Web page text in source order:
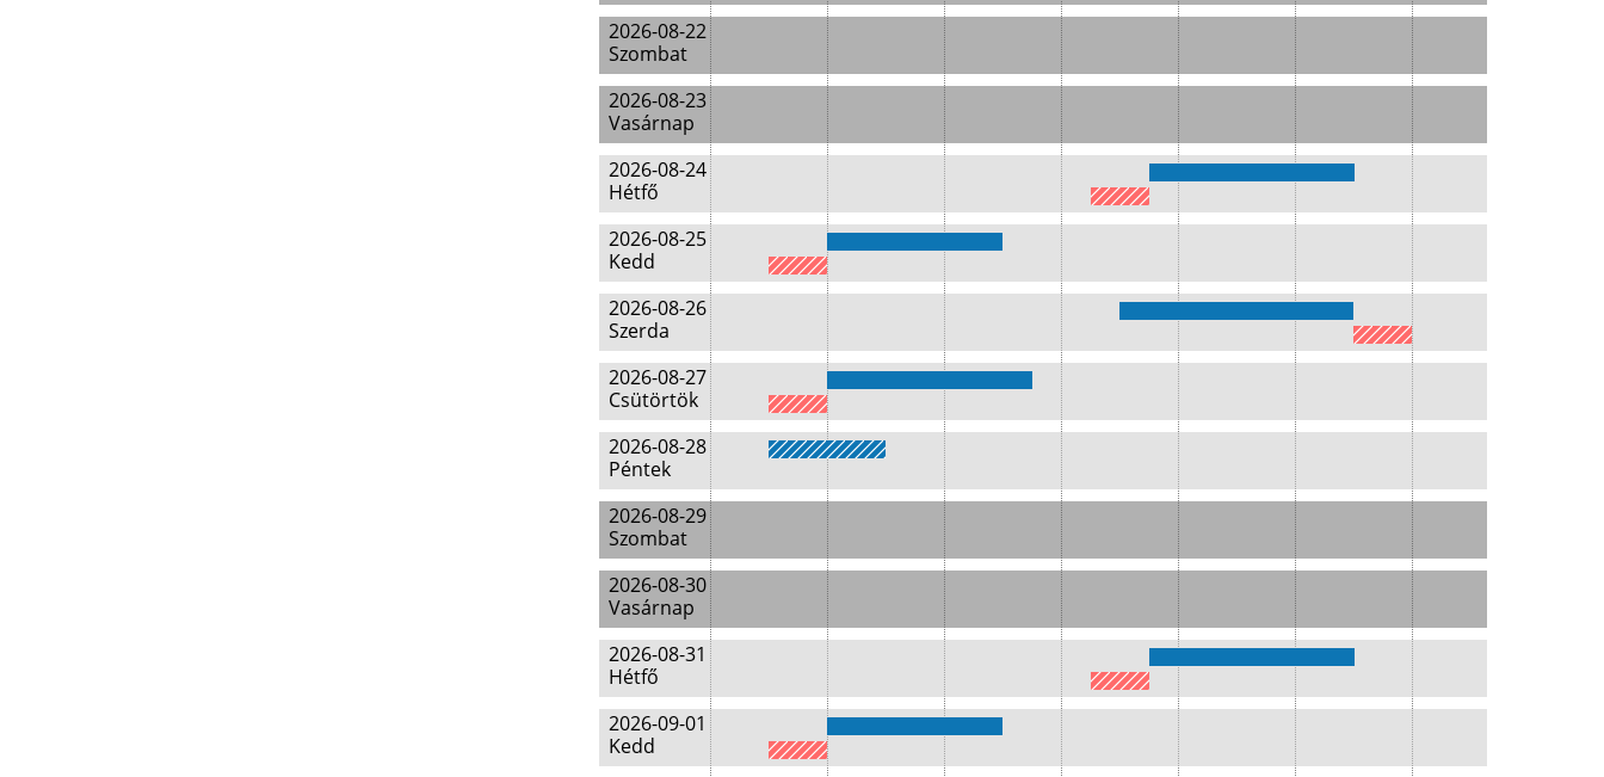
2026-08-22
Szombat
2026-08-23
Vasárnap
2026-08-24
Hétfő
2026-08-25
Kedd
2026-08-26
Szerda
2026-08-27
Csütörtök
2026-08-28
Péntek
2026-08-29
Szombat
2026-08-30
Vasárnap
2026-08-31
Hétfő
2026-09-01
Kedd